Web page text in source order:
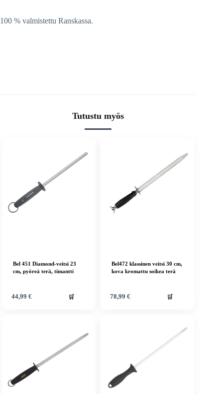
100 % valmistettu Ranskassa.
Tutustu myös
Bel 451 Diamond-veitsi 23
cm, pyöreä terä, timantti
44,99 € 🛒
Bel472 klassinen veitsi 30 cm,
kova kromattu soikea terä
78,99 € 🛒